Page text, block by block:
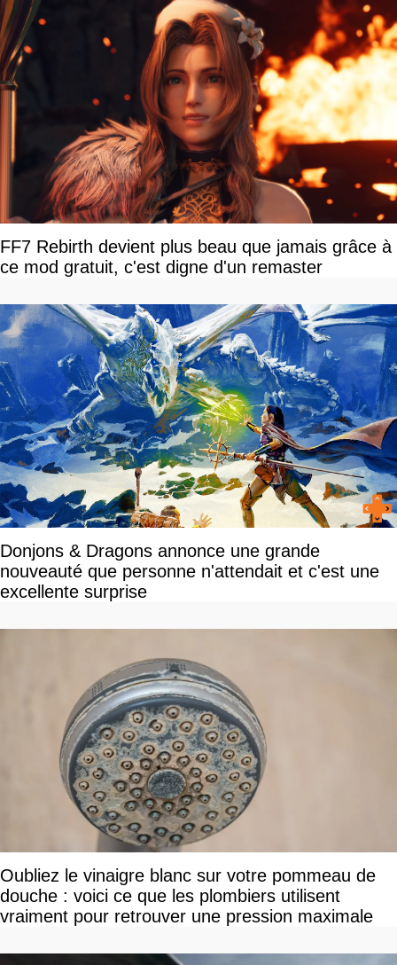
FF7 Rebirth devient plus beau que jamais grâce à
ce mod gratuit, c'est digne d'un remaster
Donjons & Dragons annonce une grande
nouveauté que personne n'attendait et c'est une
excellente surprise
Oubliez le vinaigre blanc sur votre pommeau de
douche : voici ce que les plombiers utilisent
vraiment pour retrouver une pression maximale